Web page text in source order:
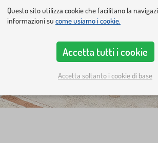
Questo sito utilizza cookie che facilitano la
informazioni su come usiamo i cookie.
Accetta tutti i cookie
Accetta soltanto i cookie di base